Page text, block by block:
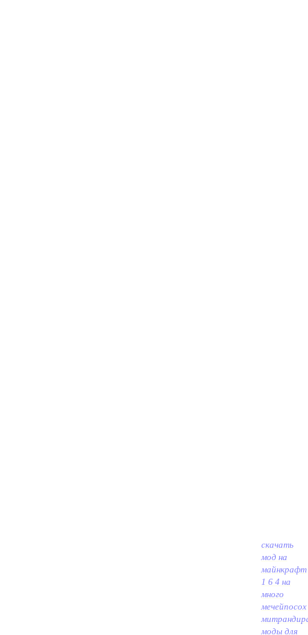
скачать
мод на
майнкрафт
1 6 4 на
много
мечейпосох
моды для